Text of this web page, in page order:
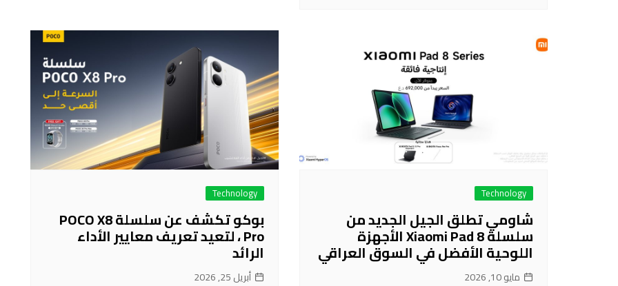
Technology
شاومي تطلق الجيل الجديد من
سلسلة Xiaomi Pad 8 الأجهزة
اللوحية الأفضل في السوق العراقي
مايو 10, 2026
Technology
بوكو تكشف عن سلسلة POCO X8
Pro ، لتعيد تعريف معايير الأداء
الرائد
أبريل 25, 2026